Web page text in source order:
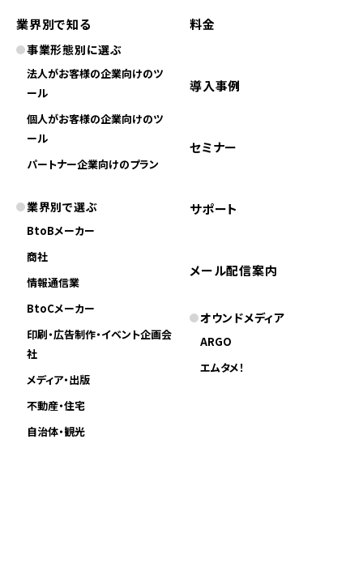
業界別で知る
事業形態別に選ぶ
法人がお客様の企業向けのツ
ール
個人がお客様の企業向けのツ
ール
パートナー企業向けのプラン
業界別で選ぶ
BtoBメーカー
商社
情報通信業
BtoCメーカー
印刷・広告制作・イベント企画会
社
メディア・出版
不動産・住宅
自治体・観光
料金
導入事例
セミナー
サポート
メール配信案内
オウンドメディア
ARGO
エムタメ！